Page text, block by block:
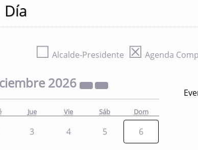
☐ Alcalde-Presidente ☒ Agenda
2026
Jue Vie Sáb Dom
3 4 5 6